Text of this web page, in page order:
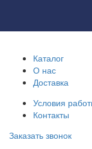
Каталог
О нас
Доставка
Условия
Контакты
Заказать звонок